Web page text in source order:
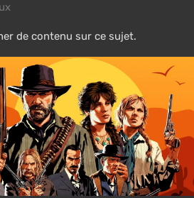
de contenu sur ce sujet.